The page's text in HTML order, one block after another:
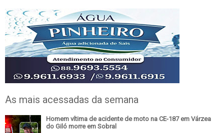
As mais acessadas da semana
Homem vítima de acidente de moto na CE-187 em Várzea
do Giló morre em Sobral